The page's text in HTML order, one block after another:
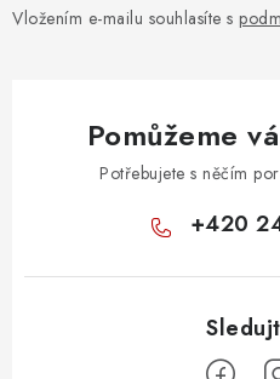
Vložením e-mailu souhlasíte s
Pomůžeme
Potřebujete s něčím
+420